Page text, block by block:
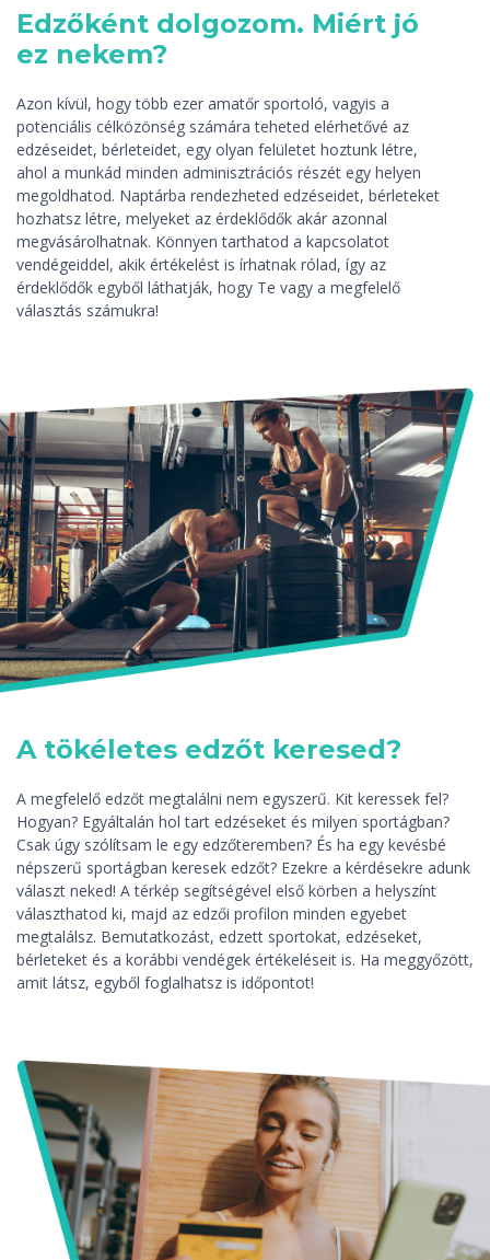
Edzőként dolgozom. Miért jó
ez nekem?
Azon kívül, hogy több ezer amatőr sportoló, vagyis a
potenciális célközönség számára teheted elérhetővé az
edzéseidet, bérleteidet, egy olyan felületet hoztunk létre,
ahol a munkád minden adminisztrációs részét egy helyen
megoldhatod. Naptárba rendezheted edzéseidet, bérleteket
hozhatsz létre, melyeket az érdeklődők akár azonnal
megvásárolhatnak. Könnyen tarthatod a kapcsolatot
vendégeiddel, akik értékelést is írhatnak rólad, így az
érdeklődők egyből láthatják, hogy Te vagy a megfelelő
választás számukra!
A tökéletes edzőt keresed?
A megfelelő edzőt megtalálni nem egyszerű. Kit keressek fel?
Hogyan? Egyáltalán hol tart edzéseket és milyen sportágban?
Csak úgy szólítsam le egy edzőteremben? És ha egy kevésbé
népszerű sportágban keresek edzőt? Ezekre a kérdésekre adunk
választ neked! A térkép segítségével első körben a helyszínt
választhatod ki, majd az edzői profilon minden egyebet
megtalálsz. Bemutatkozást, edzett sportokat, edzéseket,
bérleteket és a korábbi vendégek értékeléseit is. Ha meggyőzött,
amit látsz, egyből foglalhatsz is időpontot!